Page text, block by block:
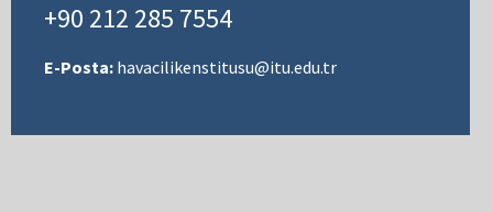
+90 212 285 7554
E-Posta: havacilikenstitusu@itu.edu.tr